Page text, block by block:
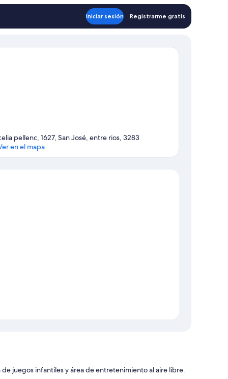
Iniciar sesión Registrarme gratis
pellenc, 1627, San José, entre rios, 3283
en el mapa
juegos infantiles y área de entretenimiento al aire libre.